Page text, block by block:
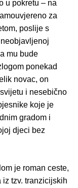
u pokretu – na
za
poslije s
mu bude
ponekad
novac, on
i nesebično
koje je
gradom i
djeci bez
je roman ceste,
tzv. tranzicijskih